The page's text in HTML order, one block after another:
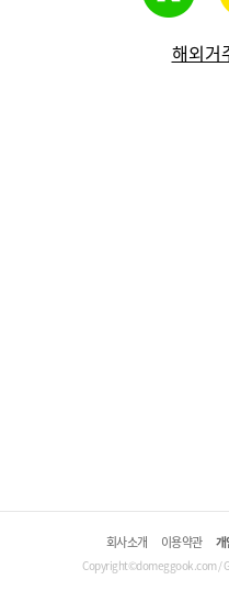
해외거
회사소개 이용약관 개
Copyright©domeggook.com /